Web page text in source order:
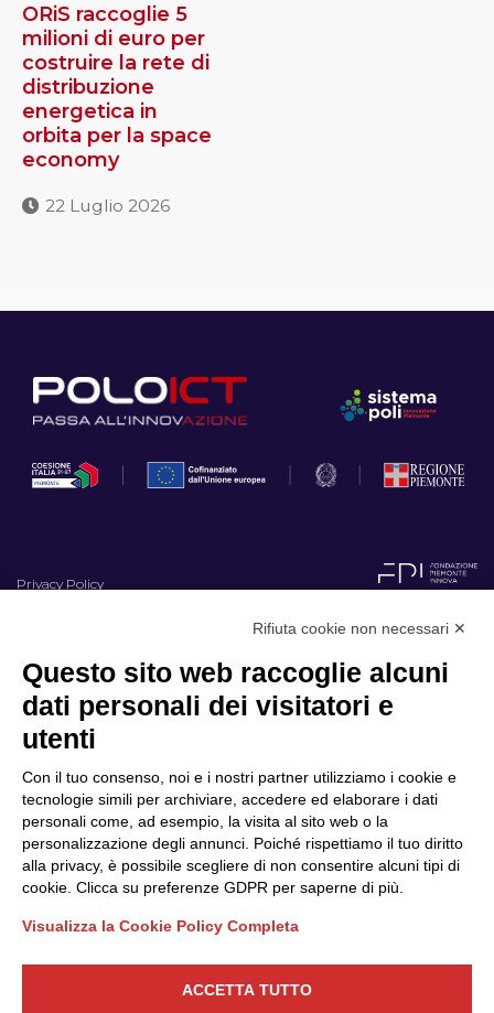
ORiS raccoglie 5
milioni di euro per
costruire la rete di
distribuzione
energetica in
orbita per la space
economy
22 Luglio 2026
Privacy Policy
Scopri il Polo
Servizi
Community
Progetti
Partner
Internazionalizzazione
News & Eventi
Privacy
Seguici
Rifiuta cookie non necessari ✕
Questo sito web raccoglie alcuni
dati personali dei visitatori e
utenti
Con il tuo consenso, noi e i nostri partner utilizziamo i cookie e
tecnologie simili per archiviare, accedere ed elaborare i dati
personali come, ad esempio, la visita al sito web o la
personalizzazione degli annunci. Poiché rispettiamo il tuo diritto
alla privacy, è possibile scegliere di non consentire alcuni tipi di
cookie. Clicca su preferenze GDPR per saperne di più.
Visualizza la Cookie Policy Completa
ACCETTA TUTTO